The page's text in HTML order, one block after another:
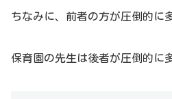
ちなみに、前者の方が圧倒的に
保育園の先生は後者が圧倒的に